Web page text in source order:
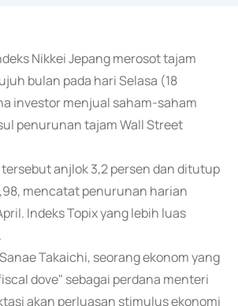
Nikkei Jepang merosot tajam
bulan pada hari Selasa (18
investor menjual saham-saham
penurunan tajam Wall Street
tersebut anjlok 3,2 persen dan ditutup
mencatat penurunan harian
Indeks Topix yang lebih luas
Takaichi, seorang ekonom yang
dove" sebagai perdana menteri
akan perluasan stimulus ekonomi